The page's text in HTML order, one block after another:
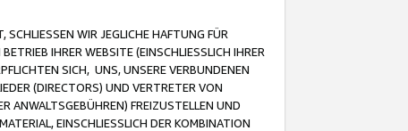
WIR JEGLICHE HAFTUNG FÜR
IHRER WEBSITE (EINSCHLIESSLICH IHRER
SICH, UNS, UNSERE VERBUNDENEN
(DIRECTORS) UND VERTRETER VON
ANWALTSGEBÜHREN) FREIZUSTELLEN UND
EINSCHLIESSLICH DER KOMBINATION